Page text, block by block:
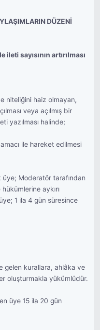
DÜZENİ
sayısının artırılması
niteliğini haiz olmayan,
veya açılmış bir
yazılması halinde;
amacı ile hareket edilmesi
üye; Moderatör tarafından
aykırı
1 ila 4 gün süresince
gelen kurallara, ahlâka ve
oluşturmakla yükümlüdür.
üye 15 ila 20 gün